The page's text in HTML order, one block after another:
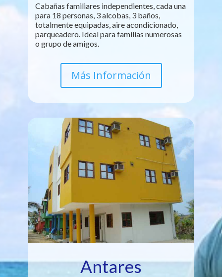
Cabañas familiares independientes, cada una
para 18 personas, 3 alcobas, 3 baños,
totalmente equipadas, aire acondicionado,
parqueadero. Ideal para familias numerosas
o grupo de amigos.
Más Información
Antares